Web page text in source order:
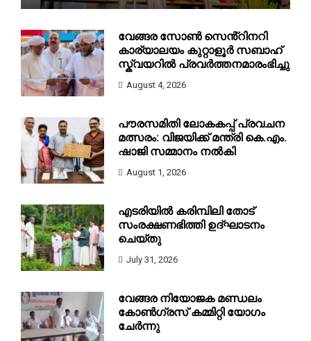
വേങ്ങര: കനത്ത മഴയെത്തുടർന്ന് വെള്ളം
വേങ്ങര സോൺ സെൻ്റിനറി
കാര്യാലയം കുറ്റാളൂർ സബാഹ്
സ്ക്വയറിൽ പ്രവർത്തനമാരംഭിച്ചു
August 4, 2026
പൗരസമിതി ലോകകപ്പ് പ്രവചന
മത്സരം: വിജയിക്ക് മന്ത്രി കെ.എം.
ഷാജി സമ്മാനം നൽകി
August 1, 2026
എടരിയിൽ കരിമ്പിലി തോട്
സംരക്ഷണഭിത്തി ഉദ്ഘാടനം
ചെയ്തു
July 31, 2026
വേങ്ങര നിയോജക മണ്ഡലം
കോൺഗ്രസ്‌ കമ്മിറ്റി യോഗം
ചേർന്നു